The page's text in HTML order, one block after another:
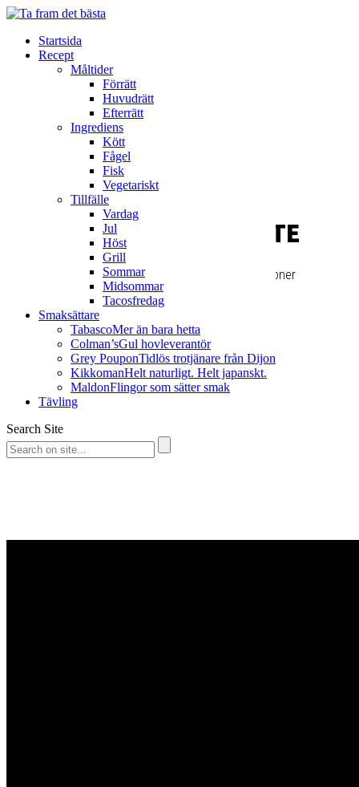
Startsida
Recept
Måltider
Förrätt
Huvudrätt
Efterrätt
Ingrediens
Kött
Fågel
Fisk
Vegetariskt
Tillfälle
Vardag
Jul
Höst
Grill
Sommar
Midsommar
Tacosfredag
Smaksättare
TabascoMer än bara hetta
Colman’sGul hovleverantör
Grey PouponTidlös trotjänare från Dijon
KikkomanHelt naturligt. Helt japanskt.
MaldonFlingor som sätter smak
Tävling
Search Site
Pizzarulle
Poké Bowl ”Maguro Don”
05 May 2018
BULGOGIENTRECÔTE
Tid: 15 min + Tid för marinering, 4-6 portioner